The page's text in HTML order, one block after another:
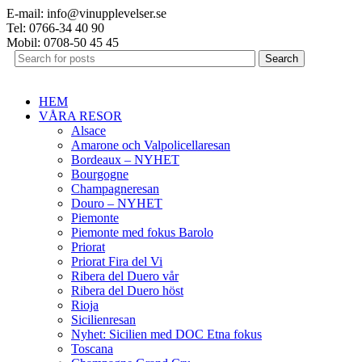
E-mail: info@vinupplevelser.se
Tel: 0766-34 40 90
Mobil: 0708-50 45 45
Search
HEM
VÅRA RESOR
Alsace
Amarone och Valpolicellaresan
Bordeaux – NYHET
Bourgogne
Champagneresan
Douro – NYHET
Piemonte
Piemonte med fokus Barolo
Priorat
Priorat Fira del Vi
Ribera del Duero vår
Ribera del Duero höst
Rioja
Sicilienresan
Nyhet: Sicilien med DOC Etna fokus
Toscana